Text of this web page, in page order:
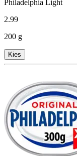
Philadelphia Light
2.99
200 g
Kies